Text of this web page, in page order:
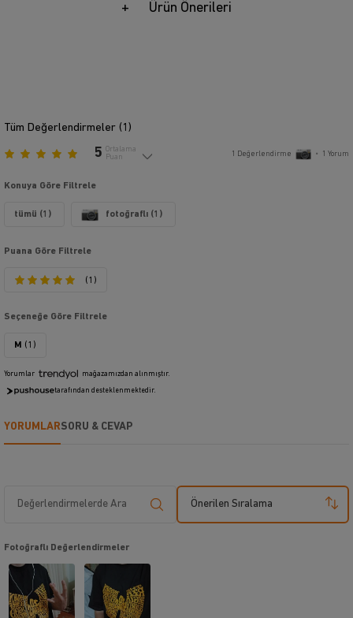
Ürün Önerileri
Tüm Değerlendirmeler (1 )
5 Ortalama
Puan
1 Değerlendirme • 1 Yorum
Konuya Göre Filtrele
tümü (1) fotoğraflı (1)
Puana Göre Filtrele
(1)
Seçeneğe Göre Filtrele
M (1)
Yorumlar mağazamızdan alınmıştır.
tarafından desteklenmektedir.
YORUMLARSORU & CEVAP
Önerilen Sıralama
Fotoğraflı Değerlendirmeler